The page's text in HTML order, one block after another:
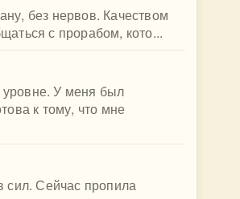
без нервов. Качеством
с прорабом, кото...
У меня был
к тому, что мне
сил. Сейчас пропила